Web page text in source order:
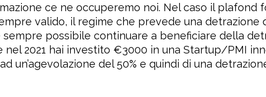
ce ne occuperemo noi. Nel caso il plafond
valido, il regime che prevede una detrazione
possibile continuare a beneficiare della
2021 hai investito €3000 in una Startup/PMI
un’agevolazione del 50% e quindi di una